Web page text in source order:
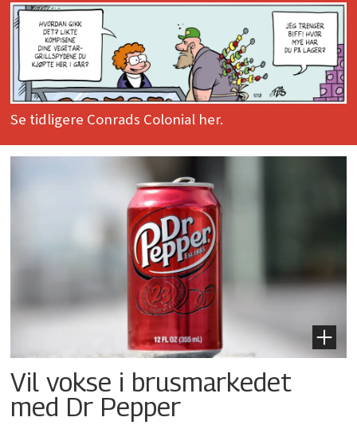
Se tidligere Conrads Colonial her.
Vil vokse i brusmarkedet
med Dr Pepper